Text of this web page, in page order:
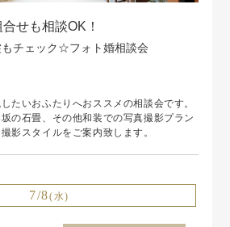
せも相談OK！
もチェック☆フォト婚相談会
たいおふたりへおススメの相談会です。
の石畳、その他和装での写真撮影プラン
影スタイルをご案内致します。
7/8(水)